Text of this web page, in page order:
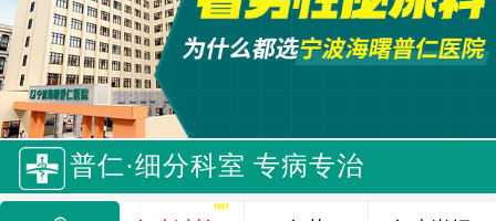
普仁·细分科室 专病专治